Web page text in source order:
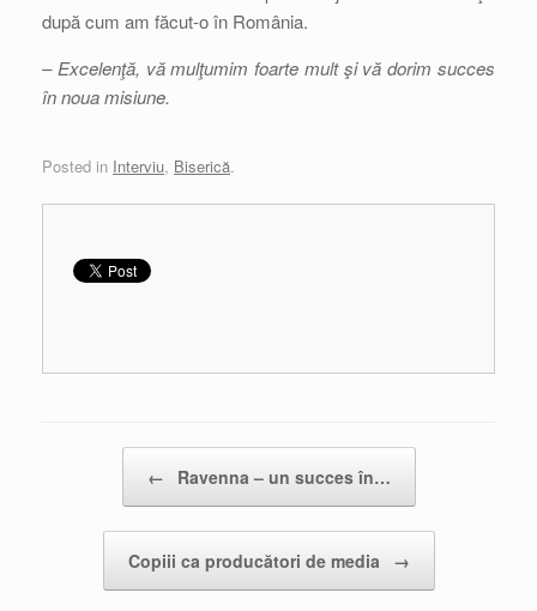
după cum am făcut-o în România.
– Excelenţă, vă mulţumim foarte mult şi vă dorim succes
în noua misiune.
Posted in Interviu, Biserică.
← Ravenna – un succes în…
Copiii ca producători de media →